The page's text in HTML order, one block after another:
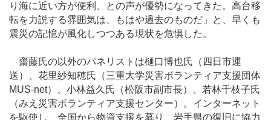
り海に近い方が便利、との声が優勢になってきた。高台移
転を力説する雰囲気は、もはや過去のものだ」と、早くも
震災の記憶が風化しつつある現状を危惧した。
齋藤氏の以外のパネリストは樋口博也氏（四日市運
送）、花里紗知穂氏（三重大学災害ボランティア支援団体
MUS-net）、小林益久氏（松阪市副市長）、若林千枝子氏
（みえ災害ボランティア支援センター）。インターネット
を駆使し、全国から物資支援を募り、岩手県の復旧に協力